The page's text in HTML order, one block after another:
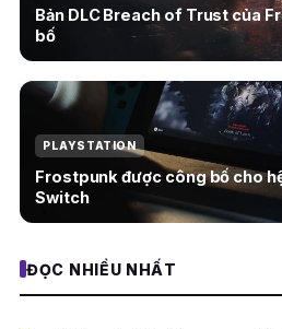
Bản DLC Breach of Trust của
bố
PLAYSTATION
Frostpunk được công bố cho
Switch
ĐỌC NHIỀU NHẤT